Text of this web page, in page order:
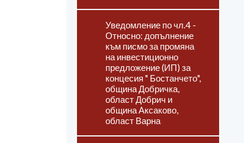
Уведомление по чл.4 -
Относно: допълнение
към писмо за промяна
на инвестиционно
предложение (ИП) за
концесия " Бостанчето",
община Добричка,
област Добрич и
община Аксаково,
област Варна